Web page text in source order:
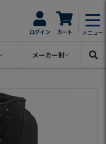
ログイン カート メニュー
メーカー別